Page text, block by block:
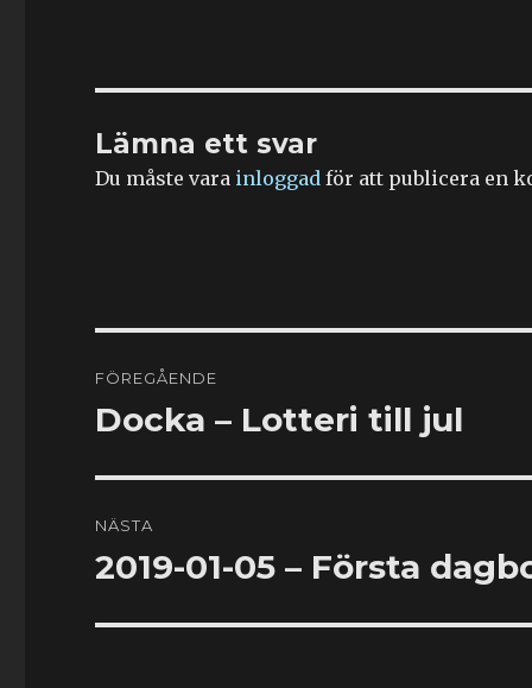
Lämna ett svar
Du måste vara inloggad för att publicera en
FÖREGÅENDE
Föregående
Docka – Lotteri till jul
NÄSTA
Nästa
2019-01-05 – Första